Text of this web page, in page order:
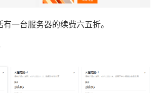
一台服务器的续费六五折。